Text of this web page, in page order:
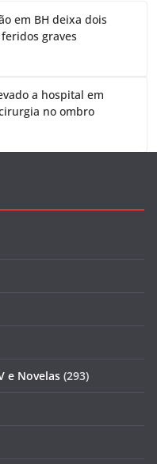
em BH deixa dois
graves
a hospital em
no ombro
e Novelas (293)